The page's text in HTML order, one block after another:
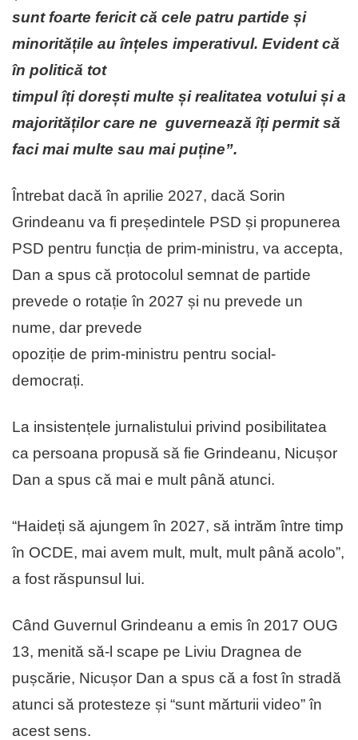
sunt foarte fericit că cele patru partide și
minoritățile au înțeles imperativul. Evident că
în politică tot
timpul îți dorești multe și realitatea votului și a
majorităților care ne guvernează îți permit să
faci mai multe sau mai puține”.
Întrebat dacă în aprilie 2027, dacă Sorin
Grindeanu va fi președintele PSD și propunerea
PSD pentru funcția de prim-ministru, va accepta,
Dan a spus că protocolul semnat de partide
prevede o rotație în 2027 și nu prevede un
nume, dar prevede
opoziție de prim-ministru pentru social-
democrați.
La insistențele jurnalistului privind posibilitatea
ca persoana propusă să fie Grindeanu, Nicușor
Dan a spus că mai e mult până atunci.
“Haideți să ajungem în 2027, să intrăm între timp
în OCDE, mai avem mult, mult, mult până acolo”,
a fost răspunsul lui.
Când Guvernul Grindeanu a emis în 2017 OUG
13, menită să-l scape pe Liviu Dragnea de
pușcărie, Nicușor Dan a spus că a fost în stradă
atunci să protesteze și “sunt mărturii video” în
acest sens.